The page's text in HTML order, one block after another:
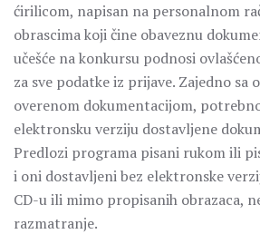
ćirilicom, napisan na personalnom
obrascima koji čine obaveznu
učešće na konkursu podnosi
za sve podatke iz prijave. Zajedno sa
overenom dokumentacijom,
elektronsku verziju dostavljene
Predlozi programa pisani rukom ili
i oni dostavljeni bez elektronske
CD-u ili mimo propisanih obrazaca,
razmatranje.